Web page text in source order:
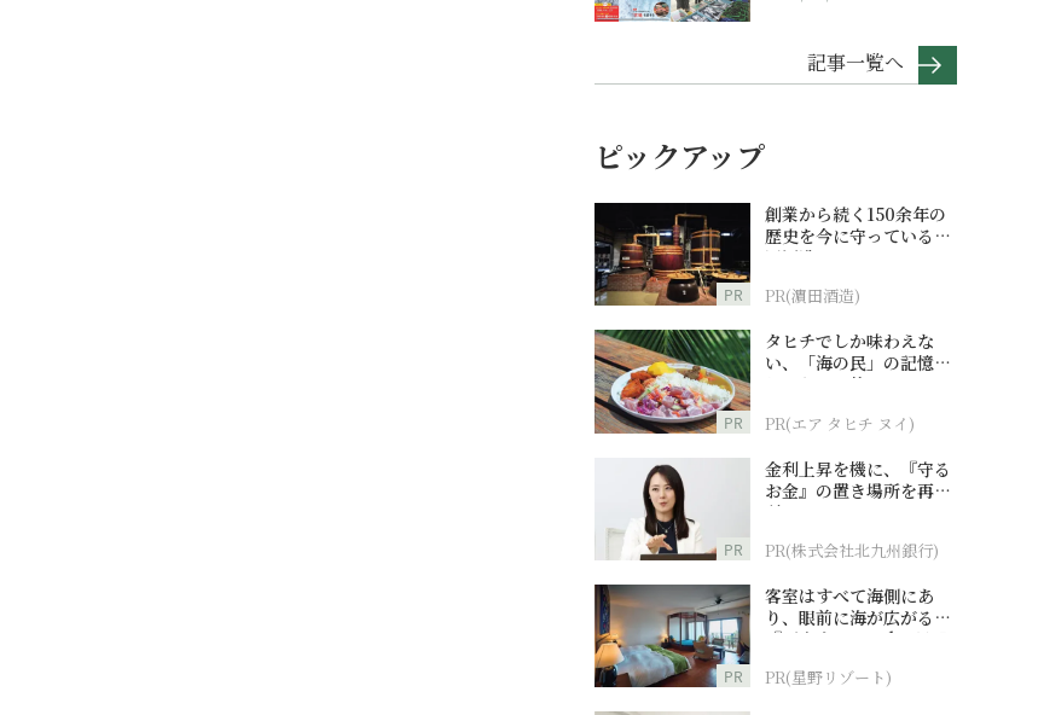
記事一覧へ
ピックアップ
PR
創業から続く150余年の
歴史を今に守っている濵
田酒造
PR(濵田酒造)
PR
タヒチでしか味わえな
い、「海の民」の記憶へ
とつながる旅
PR(エア タヒチ ヌイ)
PR
金利上昇を機に、『守る
お金』の置き場所を再検
討
PR(株式会社北九州銀行)
PR
客室はすべて海側にあ
り、眼前に海が広がる
『西表島ホテル by 星野
PR(星野リゾート)